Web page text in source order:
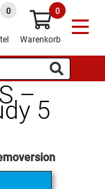
0 0
Warenkorb
–
5